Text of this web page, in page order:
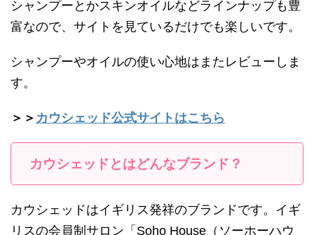
シャンプーとかスキンオイルなどラインナップも豊
富なので、サイトを見ているだけでも楽しいです。
シャンプーやオイルの使い心地はまたレビューしま
す。
＞＞ カウシェッド公式サイトはこちら
カウシェッドとはどんなブランド？
カウシェッドはイギリス発祥のブランドです。イギ
リスの会員制サロン「Soho House（ソーホーハウ